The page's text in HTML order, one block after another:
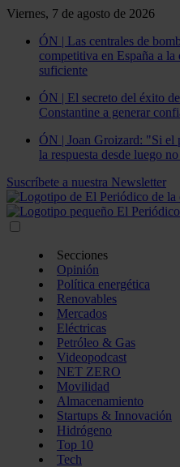
Viernes, 7 de agosto de 2026
ÓN | Las centrales de
competitiva en España a la
suficiente
ÓN | El secreto del éxito
Constantine a generar
ÓN | Joan Groizard: "Si el
la respuesta desde luego
Suscríbete a nuestra Newsletter
Secciones
Opinión
Política energética
Renovables
Mercados
Eléctricas
Petróleo & Gas
Videopodcast
NET ZERO
Movilidad
Almacenamiento
Startups & Innovación
Hidrógeno
Top 10
Tech